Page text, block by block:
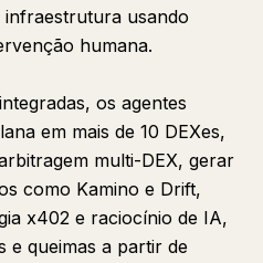
usando
humana.
os agentes
em mais de 10 DEXes,
multi-DEX, gerar
como Kamino e Drift,
x402 e raciocínio de IA,
e queimas a partir de